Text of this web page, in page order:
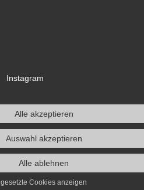
Instagram
Alle akzeptieren
Auswahl akzeptieren
Alle ablehnen
gesetzte Cookies anzeigen